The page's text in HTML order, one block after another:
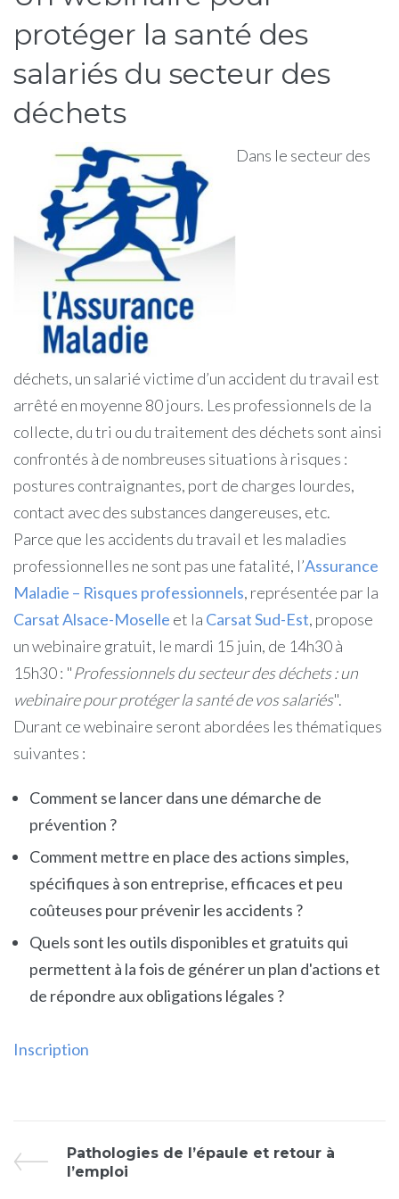
protéger la santé des
salariés du secteur des
déchets
Dans le secteur des
déchets, un salarié victime d’un accident du travail est
arrêté en moyenne 80 jours. Les professionnels de la
collecte, du tri ou du traitement des déchets sont ainsi
confrontés à de nombreuses situations à risques :
postures contraignantes, port de charges lourdes,
contact avec des substances dangereuses, etc.
Parce que les accidents du travail et les maladies
professionnelles ne sont pas une fatalité, l’Assurance
Maladie – Risques professionnels, représentée par la
Carsat Alsace-Moselle et la Carsat Sud-Est, propose
un webinaire gratuit, le mardi 15 juin, de 14h30 à
15h30 : "Professionnels du secteur des déchets : un
webinaire pour protéger la santé de vos salariés".
Durant ce webinaire seront abordées les thématiques
suivantes :
Comment se lancer dans une démarche de
prévention ?
Comment mettre en place des actions simples,
spécifiques à son entreprise, efficaces et peu
coûteuses pour prévenir les accidents ?
Quels sont les outils disponibles et gratuits qui
permettent à la fois de générer un plan d'actions et
de répondre aux obligations légales ?
Inscription
Pathologies de l’épaule et retour à
l’emploi